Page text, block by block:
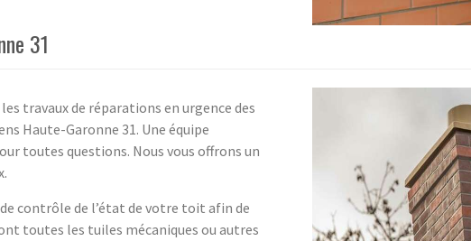
31
travaux de réparations en urgence des
Haute-Garonne 31. Une équipe
toutes questions. Nous vous offrons un
contrôle de l’état de votre toit afin de
toutes les tuiles mécaniques ou autres